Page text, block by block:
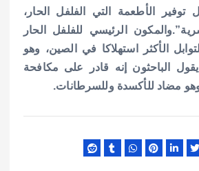
توفير الأطعمة التي الفلفل الحار،
والمكون الرئيسي للفلفل الحار
الأكثر استهلاكا في الصين، وهو
الباحثون إنه قادر على مكافحة
وهو مضاد للأكسدة وللسرطانات.